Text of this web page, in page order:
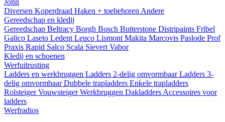
John
Diversen Koperdraad Haken + toebehoren Andere
Gereedschap en kledij
Gereedschap Beltracy Borgh Bosch Butterstone Distripaints Fribel
Galico Laseto Ledent Leuco Lismont Makita Marcovis Paslode Prof
Praxis Rapid Salco Scala Sievert Vabor
Kledij en schoenen
Werfuitrusting
Ladders en werkbruggen Ladders 2-delig omvormbaarLadders 3-
delig omvormbaarDubbele trapladders Enkele trapladders
RolsteigerVouwsteigerWerkbruggen Dakladders Accessoires voor
ladders
Werfradios